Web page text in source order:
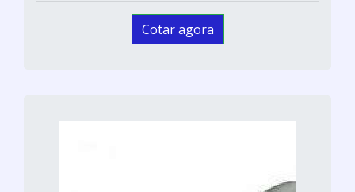
Cotar agora